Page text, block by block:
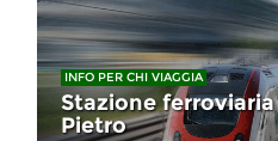
INFO PER CHI VIAGGIA
Stazione ferroviaria
Pietro